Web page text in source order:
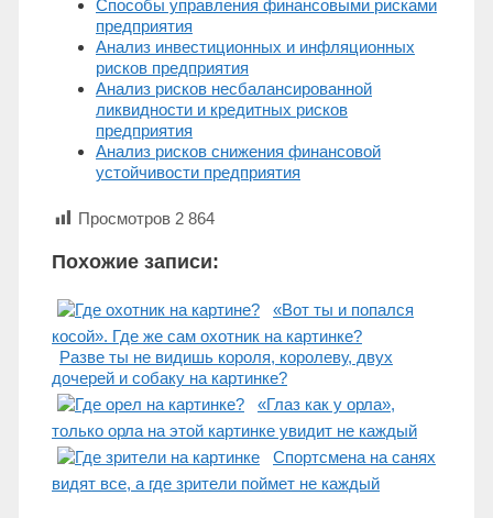
Способы управления финансовыми рисками
предприятия
Анализ инвестиционных и инфляционных
рисков предприятия
Анализ рисков несбалансированной
ликвидности и кредитных рисков
предприятия
Анализ рисков снижения финансовой
устойчивости предприятия
Просмотров 2 864
Похожие записи:
«Вот ты и попался
косой». Где же сам охотник на картинке?
Разве ты не видишь короля, королеву, двух
дочерей и собаку на картинке?
«Глаз как у орла»,
только орла на этой картинке увидит не каждый
Спортсмена на санях
видят все, а где зрители поймет не каждый